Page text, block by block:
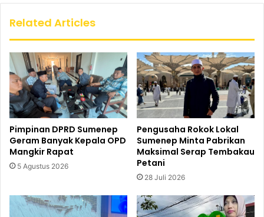
Related Articles
Pimpinan DPRD Sumenep
Geram Banyak Kepala OPD
Mangkir Rapat
5 Agustus 2026
Pengusaha Rokok Lokal
Sumenep Minta Pabrikan
Maksimal Serap Tembakau
Petani
28 Juli 2026